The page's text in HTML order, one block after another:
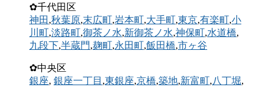
✿千代田区
神田 ,秋葉原,末広町,岩本町,大手町,東京,有楽町,小
川町,淡路町,御茶ノ水,新御茶ノ水,神保町,水道橋,
九段下,半蔵門,麹町,永田町,飯田橋,市ヶ谷
✿中央区
銀座, 銀座一丁目 ,東銀座,京橋,築地,新富町,八丁堀,